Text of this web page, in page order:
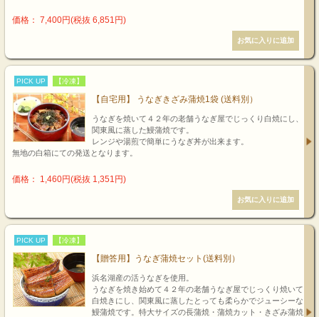
価格： 7,400円(税抜 6,851円)
PICK UP 【冷凍】
【自宅用】 うなぎきざみ蒲焼1袋 (送料別）
うなぎを焼いて４２年の老舗うなぎ屋でじっくり白焼にし、
関東風に蒸した鰻蒲焼です。
レンジや湯煎で簡単にうなぎ丼が出来ます。
無地の白箱にての発送となります。
価格： 1,460円(税抜 1,351円)
PICK UP 【冷凍】
【贈答用】うなぎ蒲焼セット(送料別）
浜名湖産の活うなぎを使用。
うなぎを焼き始めて４２年の老舗うなぎ屋でじっくり焼いて
白焼きにし、関東風に蒸したとっても柔らかでジューシーな
鰻蒲焼です。特大サイズの長蒲焼・蒲焼カット・きざみ蒲焼